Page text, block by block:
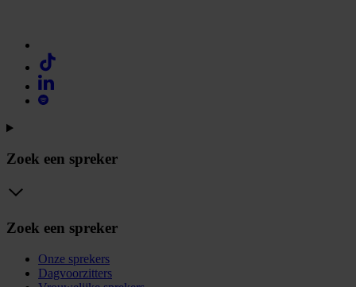
Zoek een spreker
Zoek een spreker
Onze sprekers
Dagvoorzitters